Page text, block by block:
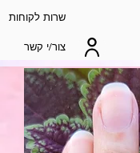
שרות לקוחות
צור/י קשר